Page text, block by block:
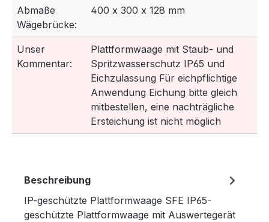
Abmaße
Wägebrücke:
400 x 300 x 128 mm
Unser
Kommentar:
Plattformwaage mit Staub- und
Spritzwasserschutz IP65 und
Eichzulassung Für eichpflichtige
Anwendung Eichung bitte gleich
mitbestellen, eine nachträgliche
Ersteichung ist nicht möglich
Beschreibung
IP-geschützte Plattformwaage SFE IP65-
geschützte Plattformwaage mit Auswertegerät